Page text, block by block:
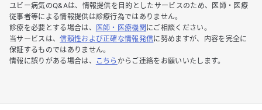
ユビー病気のQ&Aは、情報提供を目的としたサービスのため、医師・医療
従事者等による情報提供は診療行為ではありません。
診療を必要とする場合は、
医師・医療機関 にご相談ください。
当サービスは、信頼性および正確な情報発信に努めますが、内容を完全に
保証するものではありません。
情報に誤りがある場合は、
こちら からご連絡をお願いいたします。